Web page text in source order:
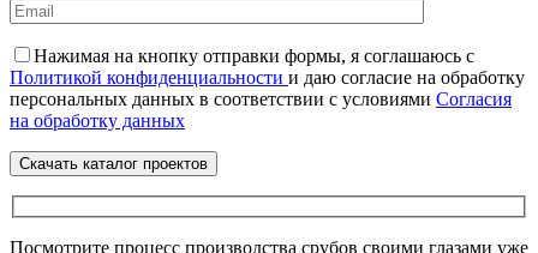
Нажимая на кнопку отправки формы, я соглашаюсь с
Политикой конфиденциальности и даю согласие на обработку
персональных данных в соответствии с условиями Согласия
на обработку данных
Посмотрите процесс производства срубов своими глазами уже